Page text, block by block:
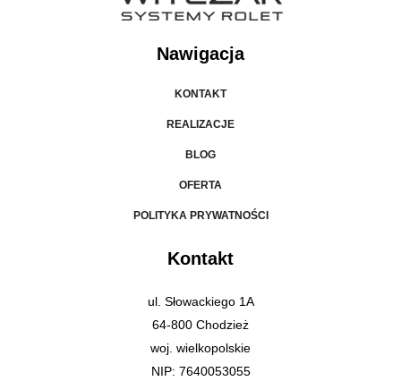
Nawigacja
KONTAKT
REALIZACJE
BLOG
OFERTA
POLITYKA PRYWATNOŚCI
Kontakt
ul. Słowackiego 1A
64-800 Chodzież
woj. wielkopolskie
NIP: 7640053055